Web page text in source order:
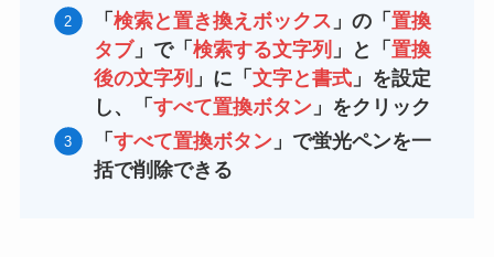
「検索と置き換えボックス 」の「置換
タブ 」で「検索する文字列 」と「置換
後の文字列 」に「文字と書式 」を設定
し、「すべて置換ボタン 」をクリック
「すべて置換ボタン 」で蛍光ペンを一
括で削除できる